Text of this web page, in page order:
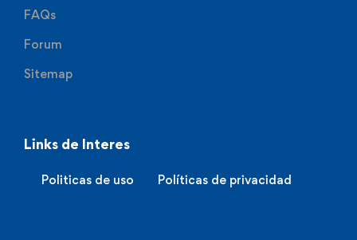
FAQs
Forum
Sitemap
Links de Interes
Politicas de uso Políticas de privacidad